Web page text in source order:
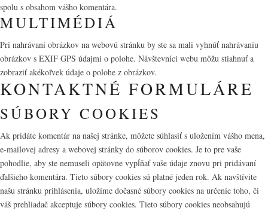
spolu s obsahom vášho komentára.
MULTIMÉDIÁ
Pri nahrávaní obrázkov na webovú stránku by ste sa mali vyhnúť nahrávaniu
obrázkov s EXIF GPS údajmi o polohe. Návštevníci webu môžu stiahnuť a
zobraziť akékoľvek údaje o polohe z obrázkov.
KONTAKTNÉ FORMULÁRE
SÚBORY COOKIES
Ak pridáte komentár na našej stránke, môžete súhlasiť s uložením vášho mena,
e-mailovej adresy a webovej stránky do súborov cookies. Je to pre vaše
pohodlie, aby ste nemuseli opätovne vypĺňať vaše údaje znovu pri pridávaní
ďalšieho komentára. Tieto súbory cookies sú platné jeden rok. Ak navštívite
našu stránku prihlásenia, uložíme dočasné súbory cookies na určenie toho, či
váš prehliadač akceptuje súbory cookies. Tieto súbory cookies neobsahujú